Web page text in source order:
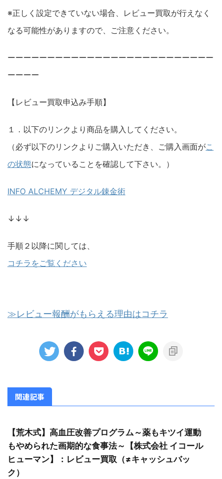
※正しく設定できていない場合、レビュー買取が行えなく
なる可能性がありますので、ご注意ください。
ーーーーーーーーーーーーーーーーーーーーーーーーーー
ーーーー
【レビュー買取申込み手順】
１．以下のリンクより商品を購入してください。
（必ず以下のリンクよりご購入いただき、ご購入画面がこ
の状態になっていることを確認して下さい。）
INFO ALCHEMY デジタル錬金術
↓↓↓
手順２以降に関しては、
コチラをご覧ください
≫レビュー報酬がもらえる理由はコチラ
関連記事
【荒木式】高血圧改善プログラム～薬もキツイ運動
もやめられた画期的な食事法～【株式会社 イコール
ヒューマン】：レビュー買取（≠キャッシュバッ
ク）